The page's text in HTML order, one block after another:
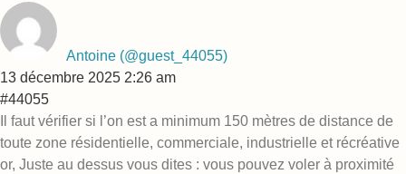
Antoine (@guest_44055)
13 décembre 2025 2:26 am
#44055
Il faut vérifier si l’on est a minimum 150 mètres de distance de
toute zone résidentielle, commerciale, industrielle et récréative
or, Juste au dessus vous dites : vous pouvez voler à proximité